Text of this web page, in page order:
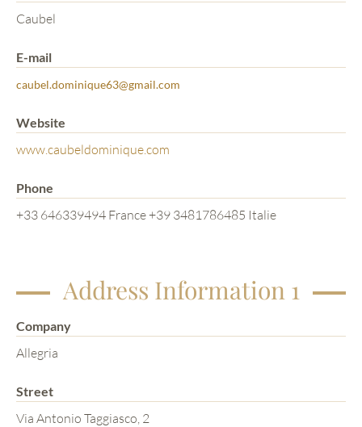
Caubel
E-mail
caubel.dominique63@gmail.com
Website
www.caubeldominique.com
Phone
+33 646339494 France +39 3481786485 Italie
Address Information 1
Company
Allegria
Street
Via Antonio Taggiasco, 2